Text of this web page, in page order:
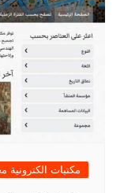
مكتبات الكترونية